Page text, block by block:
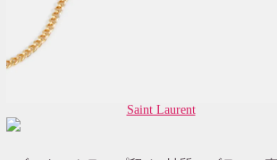
Saint Laurent